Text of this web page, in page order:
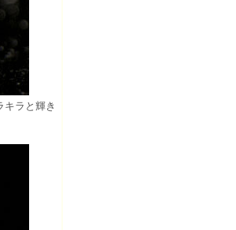
ラと輝き